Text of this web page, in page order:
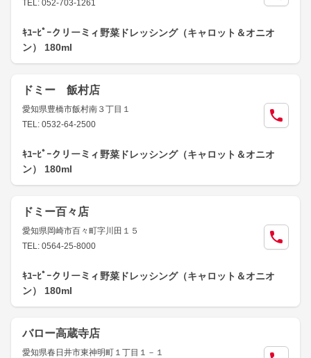
TEL: 052-703-1261
ｷﾕｰﾋﾟｰクリーミィ野菜ドレッシング（キャロット＆オニオ
ン） 180ml
ドミー 飯村店
愛知県豊橋市飯村南３丁目１
TEL: 0532-64-2500
ｷﾕｰﾋﾟｰクリーミィ野菜ドレッシング（キャロット＆オニオ
ン） 180ml
ドミー百々店
愛知県岡崎市百々町字川田１５
TEL: 0564-25-8000
ｷﾕｰﾋﾟｰクリーミィ野菜ドレッシング（キャロット＆オニオ
ン） 180ml
バロー高蔵寺店
愛知県春日井市東神明町１丁目１－１